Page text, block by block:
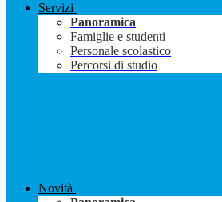
Servizi
Panoramica
Famiglie e studenti
Personale scolastico
Percorsi di studio
Novità